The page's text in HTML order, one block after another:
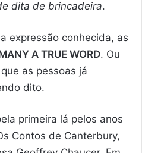
dita de brincadeira.
expressão conhecida, as
A TRUE WORD. Ou
as pessoas já
dito.
primeira lá pelos anos
Contos de Canterbury,